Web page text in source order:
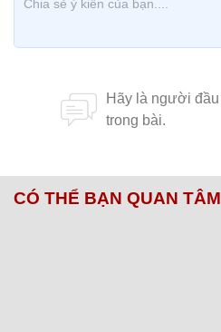
CÓ THỂ BẠN QUAN TÂM